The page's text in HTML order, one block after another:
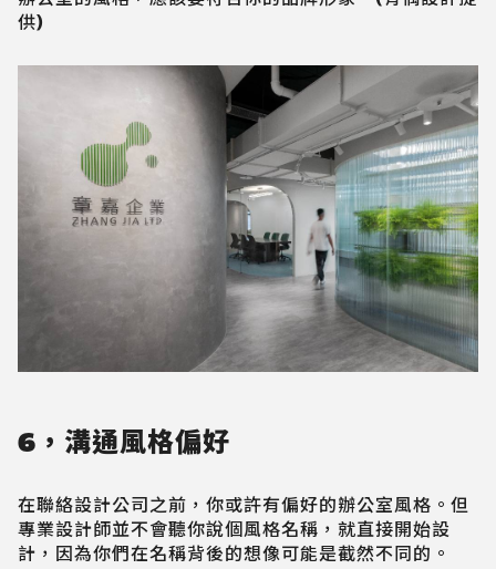
供)
6，溝通風格偏好
在聯絡設計公司之前，你或許有偏好的辦公室風格。但
專業設計師並不會聽你說個風格名稱，就直接開始設
計，因為你們在名稱背後的想像可能是截然不同的。